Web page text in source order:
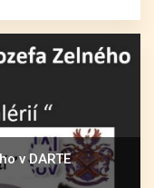
v DARTE